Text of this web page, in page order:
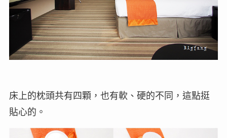
床上的枕頭共有四顆，也有軟、硬的不同，這點挺
貼心的。